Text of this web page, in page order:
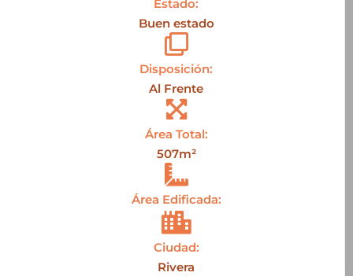
Estado:
Buen estado
Disposición:
Al Frente
Área Total:
507m²
Área Edificada:
Ciudad:
Rivera